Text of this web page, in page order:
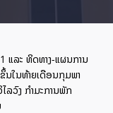
ແລະ ທິດທາງ-ແຜນການ
ນໃນທ້າຍເດືອນກຸມພາ
ລວົງ ກໍາມະການພັກ